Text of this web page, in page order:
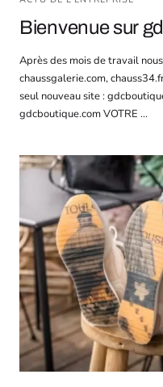
Bienvenue sur
Après des mois de travail
chaussgalerie.com,
seul nouveau site :
gdcboutique.com VOTRE ...